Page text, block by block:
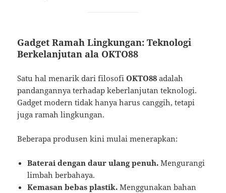
Gadget Ramah Lingkungan: Teknologi
Berkelanjutan ala OKTO88
Satu hal menarik dari filosofiOKTO88 adalah
pandangannya terhadap keberlanjutan teknologi.
Gadget modern tidak hanya harus canggih, tetapi
juga ramah lingkungan.
Beberapa produsen kini mulai menerapkan:
Baterai dengan daur ulang penuh. Mengurangi
limbah berbahaya.
Kemasan bebas plastik. Menggunakan bahan